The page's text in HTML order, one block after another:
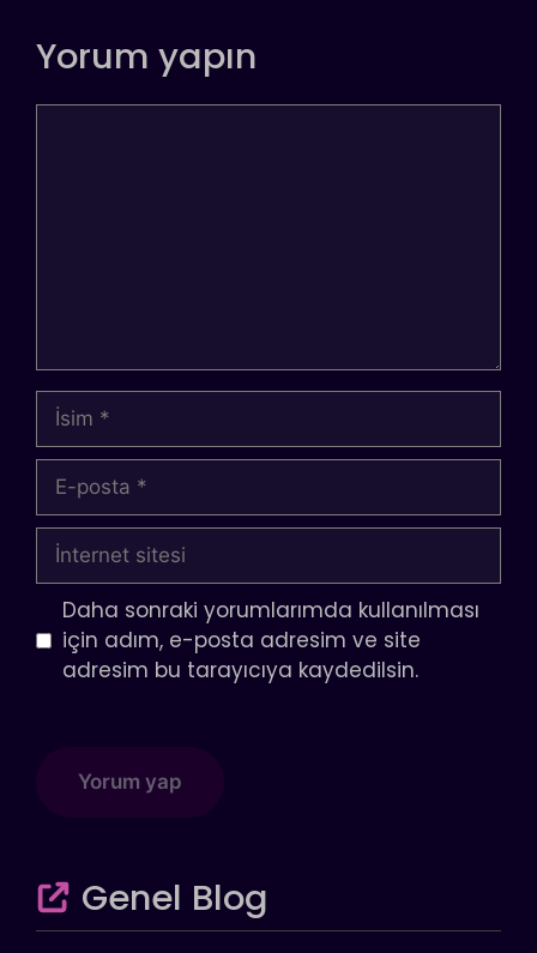
Yorum yapın
İsim
posta
İnternet
sitesi
Daha sonraki yorumlarımda kullanılması
için adım, e-posta adresim ve site
adresim bu tarayıcıya kaydedilsin.
Genel Blog